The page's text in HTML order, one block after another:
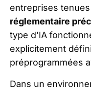
entreprises
réglementaire
type d’IA
explicitement
préprogrammées
Dans un